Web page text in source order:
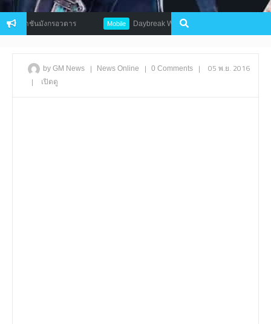
ชันมังกรอวตาร Daybreak War มหาสงครามที่คุณต้องเลือกข้างเพื่อชั
by GM News | News Online | 0 Comments |
05 พ.ย. 2016
|
เปิดดู